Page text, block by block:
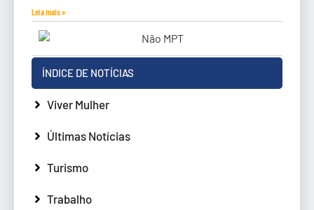
Leia mais »
ÍNDICE DE NOTÍCIAS
Viver Mulher
Últimas Notícias
Turismo
Trabalho